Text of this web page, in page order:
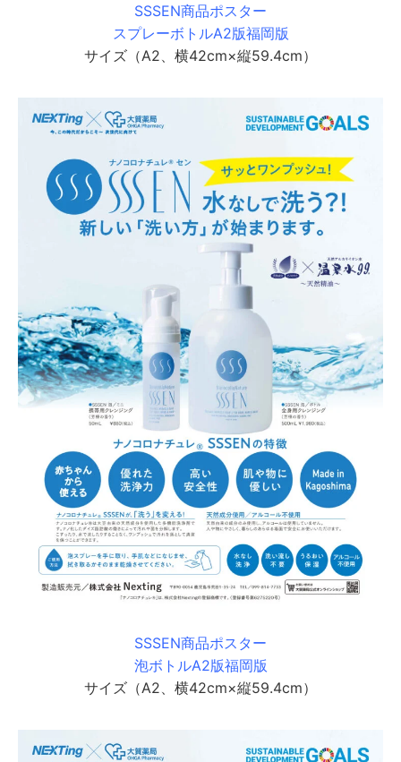
SSSEN商品ポスター
スプレーボトルA2版福岡版
サイズ（A2、横42cm×縦59.4cm）
SSSEN商品ポスター
泡ボトルA2版福岡版
サイズ（A2、横42cm×縦59.4cm）